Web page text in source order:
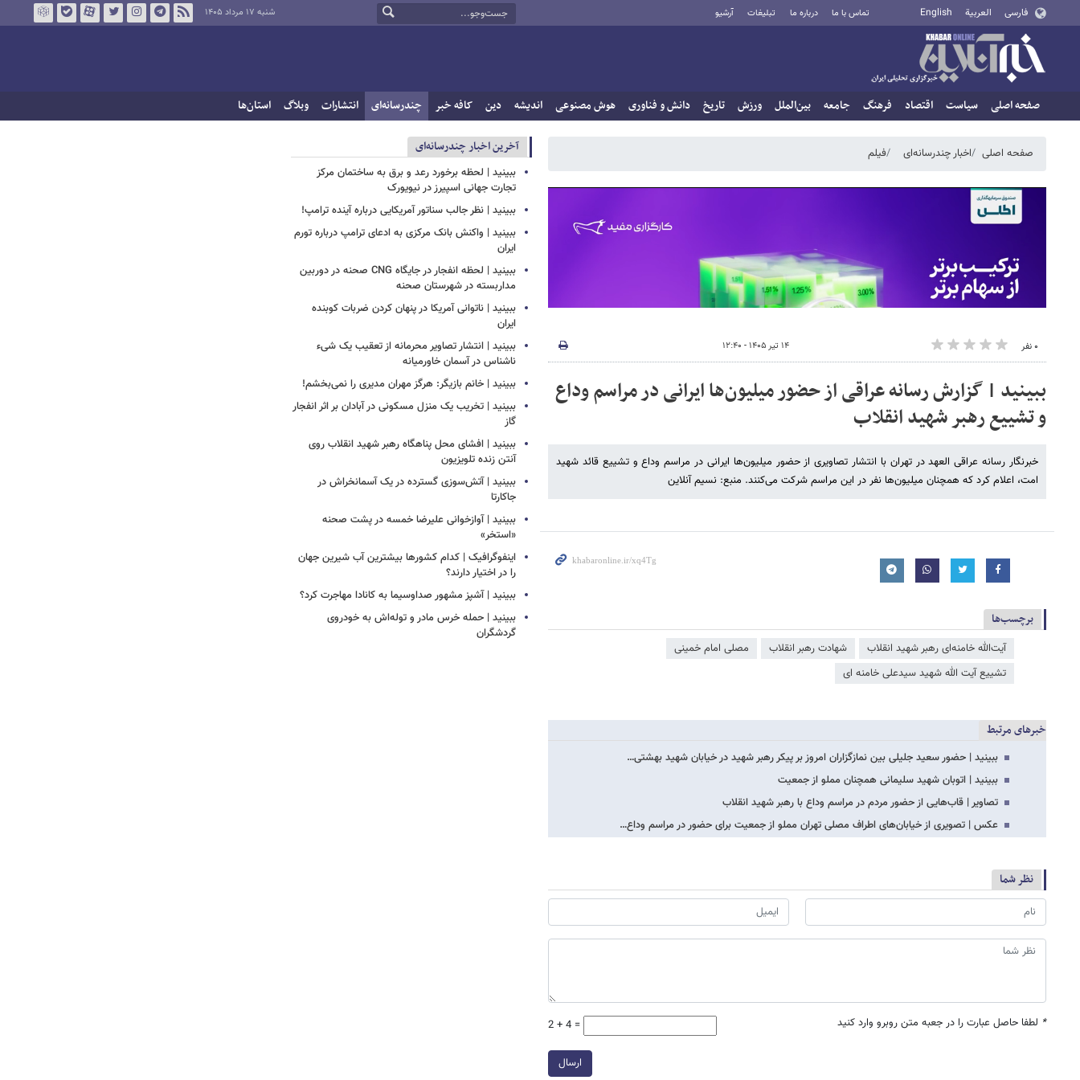
فارسی العربية English تماس با ما درباره ما تبلیغات آرشیو شنبه ۱۷ مرداد ۱۴۰۵
صفحه اصلی سیاست اقتصاد فرهنگ جامعه بین‌الملل ورزش تاریخ دانش و فناوری هوش مصنوعی اندیشه دین کافه خبر چندرسانه‌ای انتشارات وبلاگ استان‌ها
صفحه اصلی اخبار چندرسانه‌ای فیلم
۰ نفر ۱۴ تیر ۱۴۰۵ - ۱۲:۴۰
ببینید | گزارش رسانه عراقی از حضور میلیون‌ها ایرانی در مراسم وداع
و تشییع رهبر شهید انقلاب
خبرنگار رسانه عراقی العهد در تهران با انتشار تصاویری از حضور میلیون‌ها ایرانی در مراسم وداع و تشییع قائد شهید
امت، اعلام کرد که همچنان میلیون‌ها نفر در این مراسم شرکت می‌کنند. منبع: نسیم آنلاین
برچسب‌ها
آیت‌الله خامنه‌ای رهبر شهید انقلاب شهادت رهبر انقلاب
مصلی امام خمینی
تشییع آیت الله شهید سیدعلی خامنه ای
خبرهای مرتبط
ببینید | حضور سعید جلیلی بین نمازگزاران امروز بر پیکر رهبر شهید در خیابان شهید بهشتی…
ببینید | اتوبان شهید سلیمانی همچنان مملو از جمعیت
تصاویر | قاب‌هایی از حضور مردم در مراسم وداع با رهبر شهید انقلاب
عکس | تصویری از خیابان‌های اطراف مصلی تهران مملو از جمعیت برای حضور در مراسم وداع…
نظر شما
* لطفا حاصل عبارت را در جعبه متن روبرو وارد کنید 2 + 4 =
ارسال
آخرین اخبار چندرسانه‌ای
ببینید | لحظه برخورد رعد و برق به ساختمان مرکز
تجارت جهانی اسپیرز در نیویورک
ببینید | نظر جالب سناتور آمریکایی درباره آینده ترامپ!
ببینید | واکنش بانک مرکزی به ادعای ترامپ درباره تورم
ایران
ببینید | لحظه انفجار در جایگاه CNG صحنه در دوربین
مداربسته در شهرستان صحنه
‏ببینید | ناتوانی آمریکا در پنهان کردن ضربات کوبنده
ایران
ببینید | انتشار تصاویر محرمانه از تعقیب یک شیء
ناشناس در آسمان خاورمیانه
ببینید | خانم بازیگر: هرگز مهران مدیری را نمی‌بخشم!
ببینید | تخریب یک منزل مسکونی در آبادان بر اثر انفجار
گاز
ببینید | افشای محل پناهگاه‌ رهبر شهید انقلاب روی
آنتن زنده تلویزیون
ببینید | ​​​​​​​آتش‌سوزی گسترده در یک آسمانخراش در
جاکارتا
ببینید | آوازخوانی علیرضا خمسه در پشت صحنه
«استخر»
اینفوگرافیک | کدام کشورها بیشترین آب شیرین جهان
را در اختیار دارند؟
ببینید | آشپز مشهور صداوسیما به کانادا مهاجرت کرد؟
ببینید | حمله خرس مادر و توله‌اش به خودروی
گردشگران